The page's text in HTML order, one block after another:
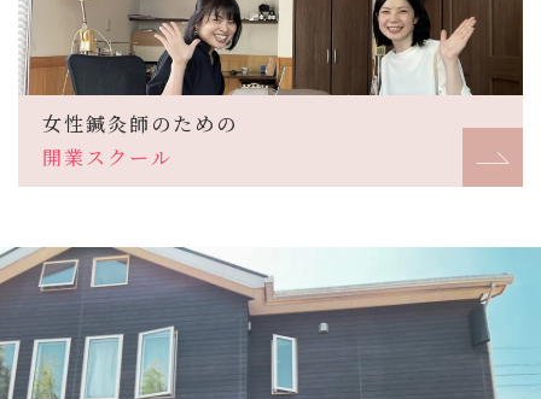
女性鍼灸師のための
開業スクール